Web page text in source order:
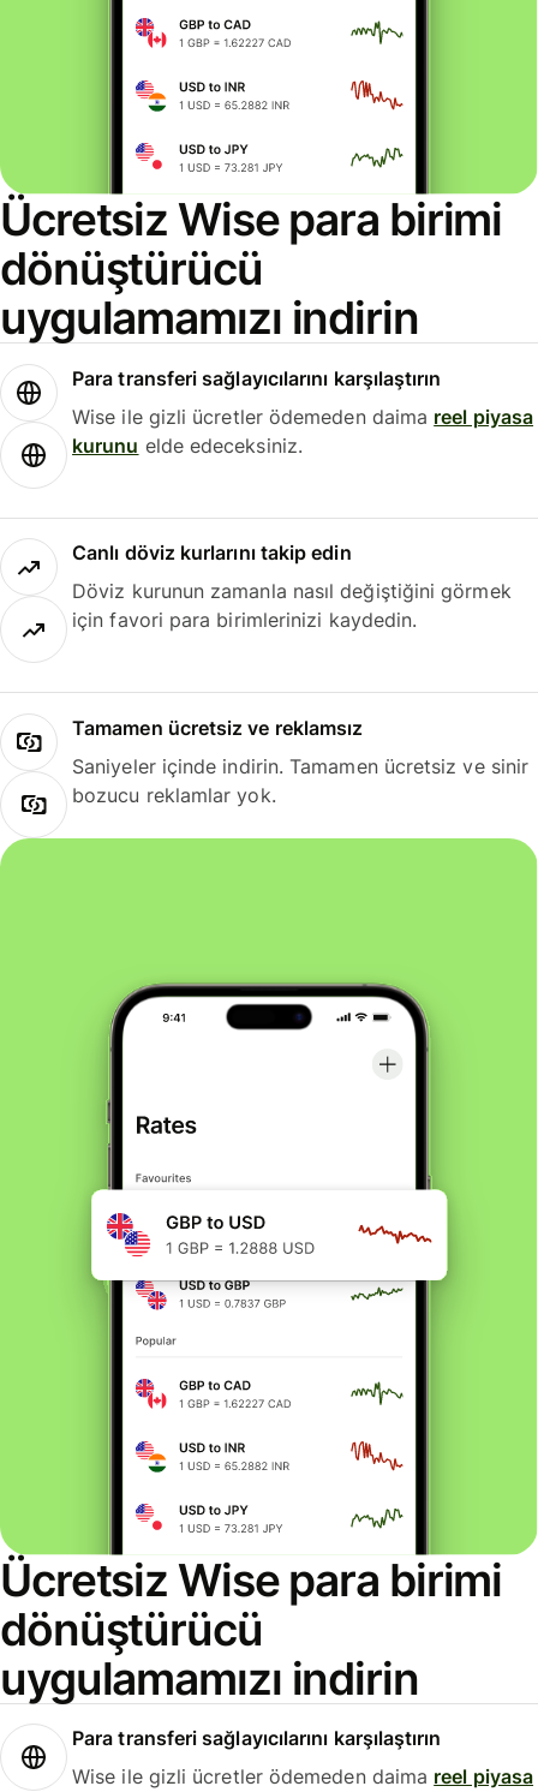
Ücretsiz Wise para birimi
dönüştürücü
uygulamamızı indirin
Para transferi sağlayıcılarını karşılaştırın
Wise ile gizli ücretler ödemeden daima reel piyasa
kurunu elde edeceksiniz.
Canlı döviz kurlarını takip edin
Döviz kurunun zamanla nasıl değiştiğini görmek
için favori para birimlerinizi kaydedin.
Tamamen ücretsiz ve reklamsız
Saniyeler içinde indirin. Tamamen ücretsiz ve sinir
bozucu reklamlar yok.
Ücretsiz Wise para birimi
dönüştürücü
uygulamamızı indirin
Para transferi sağlayıcılarını karşılaştırın
Wise ile gizli ücretler ödemeden daima reel piyasa